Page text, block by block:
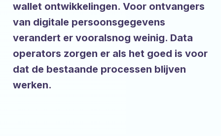
wallet ontwikkelingen. Voor ontvangers
van digitale persoonsgegevens
verandert er vooralsnog weinig. Data
operators zorgen er als het goed is voor
dat de bestaande processen blijven
werken.